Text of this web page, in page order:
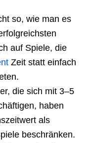
so, wie man es
auf Spiele, die
Zeit statt einfach
die sich mit 3–5
haben
als
beschränken.